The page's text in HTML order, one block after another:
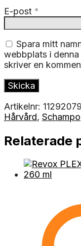
E-post *
Spara mitt
webbplats i
skriver en
Artikelnr:
Hårvård, Schampo
Relaterade